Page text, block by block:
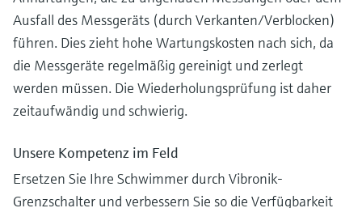
Ausfall des Messgeräts (durch Verkanten/Verblocken)
führen. Dies zieht hohe Wartungskosten nach sich, da
die Messgeräte regelmäßig gereinigt und zerlegt
werden müssen. Die Wiederholungsprüfung ist daher
zeitaufwändig und schwierig.
Unsere Kompetenz im Feld
Ersetzen Sie Ihre Schwimmer durch Vibronik-
Grenzschalter und verbessern Sie so die Verfügbarkeit